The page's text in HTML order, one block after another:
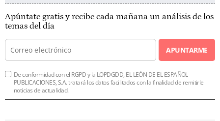
Apúntate gratis y recibe cada mañana un análisis de los
temas del día
APUNTARME
De conformidad con el RGPD y la LOPDGDD, EL LEÓN DE EL ESPAÑOL
PUBLICACIONES, S.A. tratará los datos facilitados con la finalidad de remitirle
noticias de actualidad.